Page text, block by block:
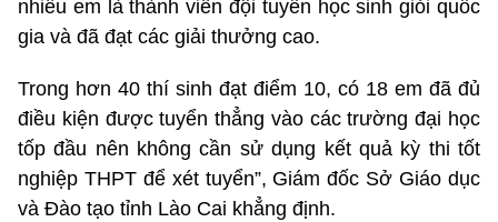
nhiều em là thành viên đội tuyển học sinh giỏi quốc
gia và đã đạt các giải thưởng cao.
Trong hơn 40 thí sinh đạt điểm 10, có 18 em đã đủ
điều kiện được tuyển thẳng vào các trường đại học
tốp đầu nên không cần sử dụng kết quả kỳ thi tốt
nghiệp THPT để xét tuyển”, Giám đốc Sở Giáo dục
và Đào tạo tỉnh Lào Cai khẳng định.